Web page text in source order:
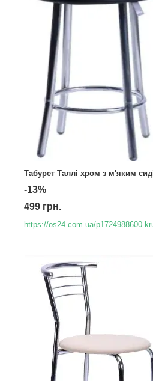
Табурет Таллі хром з м'яким
-13%
499 грн.
https://os24.com.ua/p1724988600-